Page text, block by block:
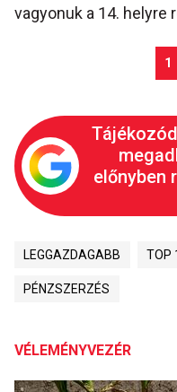
vagyonuk a 14. helyre
1
előnyben
LEGGAZDAGABB TOP
PÉNZSZERZÉS
VÉLEMÉNYVEZÉR